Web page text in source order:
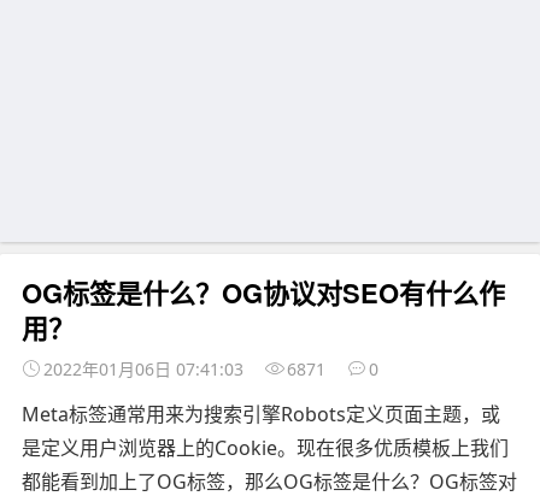
OG标签是什么？OG协议对SEO有什么作
用？
2022年01月06日 07:41:03 6871 0
Meta标签通常用来为搜索引擎Robots定义页面主题，或
是定义用户浏览器上的Cookie。现在很多优质模板上我们
都能看到加上了OG标签，那么OG标签是什么？OG标签对